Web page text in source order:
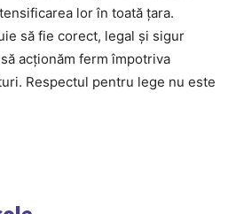
lor în toată țara.
să fie corect, legal și sigur
acționăm ferm împotriva
Respectul pentru lege nu este